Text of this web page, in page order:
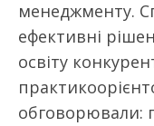
менеджменту.
ефективні
освіту
обговорювали: